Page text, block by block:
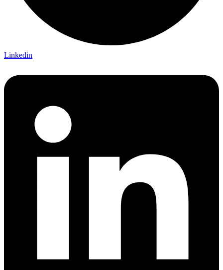
Linkedin